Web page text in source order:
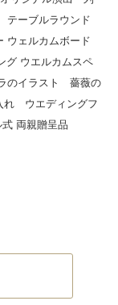
ーブルラウンド
ェルカムボード
グ ウエルカムスペ
のイラスト 薔薇の
ウエディングフ
両親贈呈品